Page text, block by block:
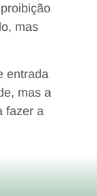
mas
entrada
mas a
fazer a